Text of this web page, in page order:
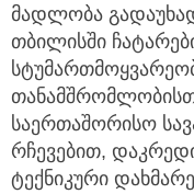
მადლობა
თბილისში
საერთაშორისო
რჩევებით,
ტექნიკური